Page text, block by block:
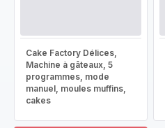
Cake Factory Délices,
Machine à gâteaux, 5
programmes, mode
manuel, moules muffins,
cakes